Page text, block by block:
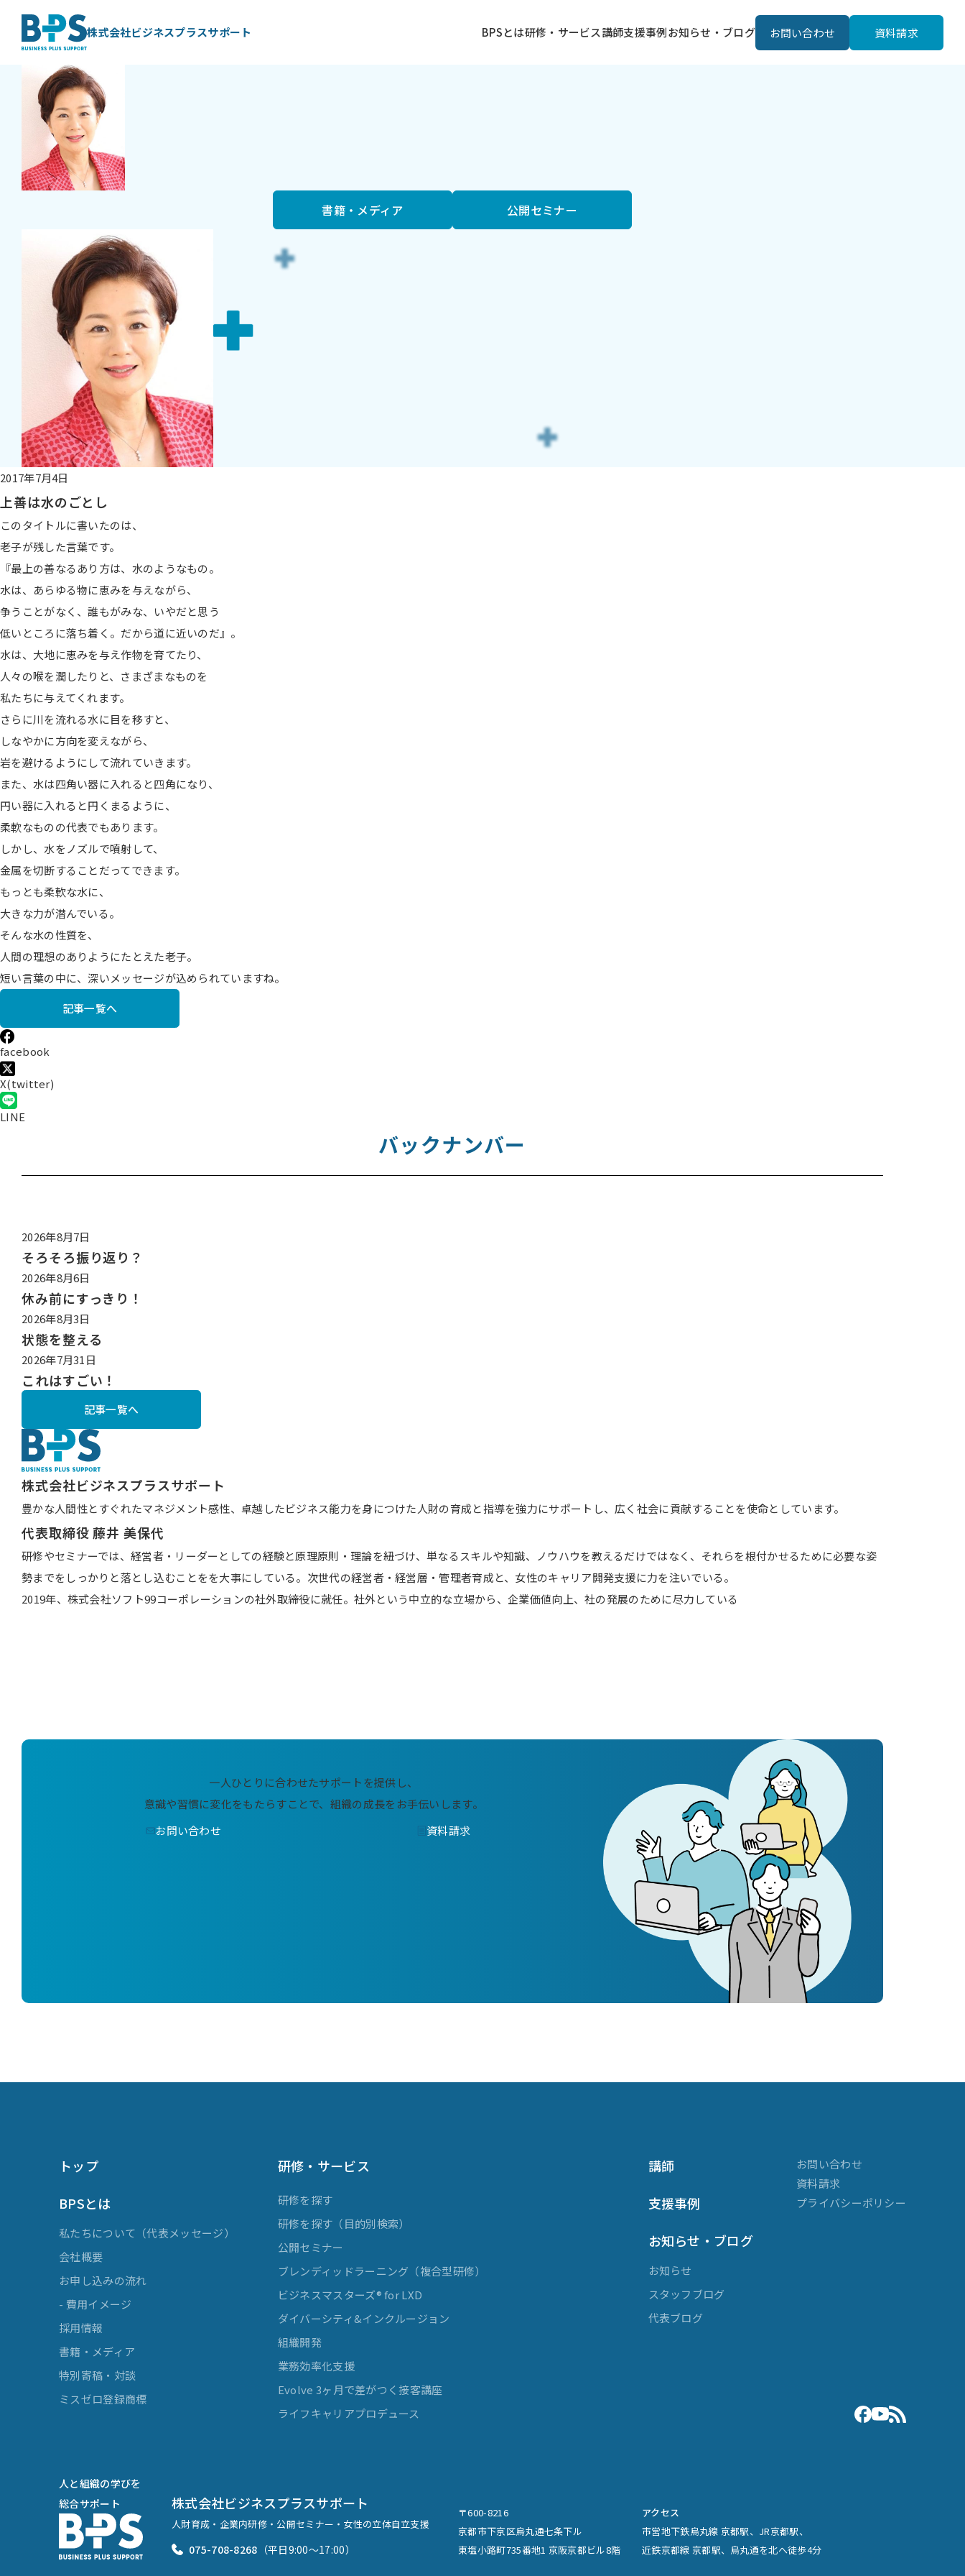
株式会社ビジネスプラスサポート BPSとは研修・サービス講師支援事例お知らせ・ブログ お問い合わせ 資料請求
BLOG
BPS代表藤井 美保代 ブログ
書籍・メディア 公開セミナー
2017年7月4日
上善は水のごとし
このタイトルに書いたのは、
老子が残した言葉です。
『最上の善なるあり方は、水のようなもの。
水は、あらゆる物に恵みを与えながら、
争うことがなく、誰もがみな、いやだと思う
低いところに落ち着く。だから道に近いのだ』。
水は、大地に恵みを与え作物を育てたり、
人々の喉を潤したりと、さまざまなものを
私たちに与えてくれます。
さらに川を流れる水に目を移すと、
しなやかに方向を変えながら、
岩を避けるようにして流れていきます。
また、水は四角い器に入れると四角になり、
円い器に入れると円くまるように、
柔軟なものの代表でもあります。
しかし、水をノズルで噴射して、
金属を切断することだってできます。
もっとも柔軟な水に、
大きな力が潜んでいる。
そんな水の性質を、
人間の理想のありようにたとえた老子。
短い言葉の中に、深いメッセージが込められていますね。
記事一覧へ
facebook
X(twitter)
LINE
バックナンバー
2026年8月7日
そろそろ振り返り？
2026年8月6日
休み前にすっきり！
2026年8月3日
状態を整える
2026年7月31日
これはすごい！
記事一覧へ
株式会社ビジネスプラスサポート
豊かな人間性とすぐれたマネジメント感性、卓越したビジネス能力を身につけた人財の育成と指導を強力にサポートし、広く社会に貢献することを使命としています。
代表取締役藤井 美保代
研修やセミナーでは、経営者・リーダーとしての経験と原理原則・理論を紐づけ、単なるスキルや知識、ノウハウを教えるだけではなく、それらを根付かせるために必要な姿
勢までをしっかりと落とし込むことをを大事にしている。次世代の経営者・経営層・管理者育成と、女性のキャリア開発支援に力を注いでいる。
2019年、株式会社ソフト99コーポレーションの社外取締役に就任。社外という中立的な立場から、企業価値向上、社の発展のために尽力している
一人ひとりに合わせたサポートを提供し、
意識や習慣に変化をもたらすことで、 組織の成長をお手伝いします。
お問い合わせ
資料請求
トップ
BPSとは
私たちについて（代表メッセージ）
会社概要
お申し込みの流れ
- 費用イメージ
採用情報
書籍・メディア
特別寄稿・対談
ミスゼロ登録商標
研修・サービス
研修を探す
研修を探す（目的別検索）
公開セミナー
ブレンディッドラーニング（複合型研修）
ビジネスマスターズ® for LXD
ダイバーシティ&インクルージョン
組織開発
業務効率化支援
Evolve 3ヶ月で差がつく接客講座
ライフキャリアプロデュース
講師
支援事例
お知らせ・ブログ
お知らせ
スタッフブログ
代表ブログ
お問い合わせ
資料請求
プライバシーポリシー
人と組織の学びを
総合サポート
株式会社ビジネスプラスサポート
人財育成・企業内研修・公開セミナー・女性の立体自立支援
075-708-8268 （平日9:00〜17:00）
〒600-8216
京都市下京区烏丸通七条下ル
東塩小路町735番地1 京阪京都ビル8階
アクセス
市営地下鉄烏丸線 京都駅、JR京都駅、
近鉄京都線 京都駅、烏丸通を北へ徒歩4分